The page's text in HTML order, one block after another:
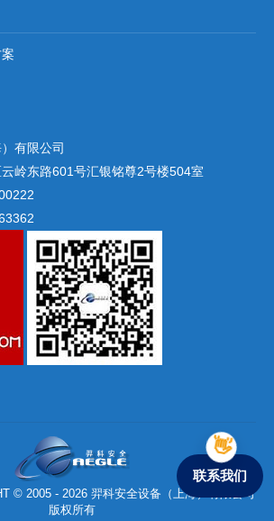
有限公司
岭东路601号汇银铭尊2号楼504室
© 2005 - 2026 羿科安全设备（上海）有限公司
版权所有
联系我们